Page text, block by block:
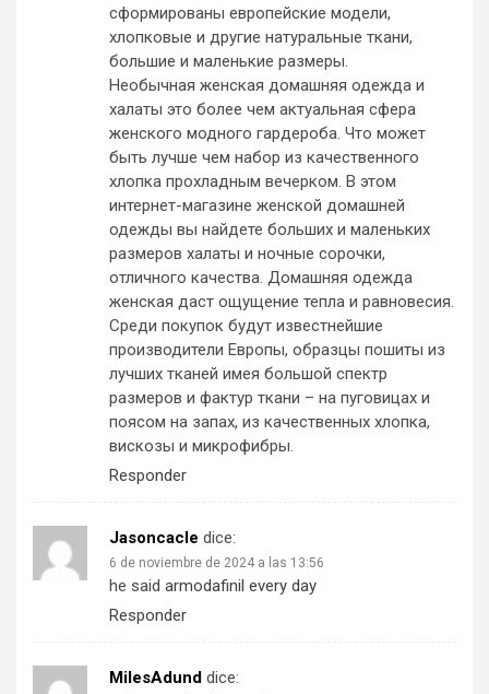
сформированы европейские модели,
хлопковые и другие натуральные ткани,
большие и маленькие размеры.
Необычная женская домашняя одежда и
халаты это более чем актуальная сфера
женского модного гардероба. Что может
быть лучше чем набор из качественного
хлопка прохладным вечерком. В этом
интернет-магазине женской домашней
одежды вы найдете больших и маленьких
размеров халаты и ночные сорочки,
отличного качества. Домашняя одежда
женская даст ощущение тепла и равновесия.
Среди покупок будут известнейшие
производители Европы, образцы пошиты из
лучших тканей имея большой спектр
размеров и фактур ткани – на пуговицах и
поясом на запах, из качественных хлопка,
вискозы и микрофибры.
Responder
Jasoncacle dice:
6 de noviembre de 2024 a las 13:56
he said armodafinil every day
Responder
MilesAdund dice: